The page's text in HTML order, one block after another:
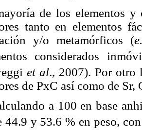
de los elementos
tanto en elementos
y/o metamórficos (
considerados
et al., 2007). Por otro
de PxC así como de
a 100 en base
44.9 y 53.6 % en peso,